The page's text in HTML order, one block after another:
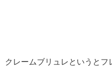
クレームブリュレというとフ